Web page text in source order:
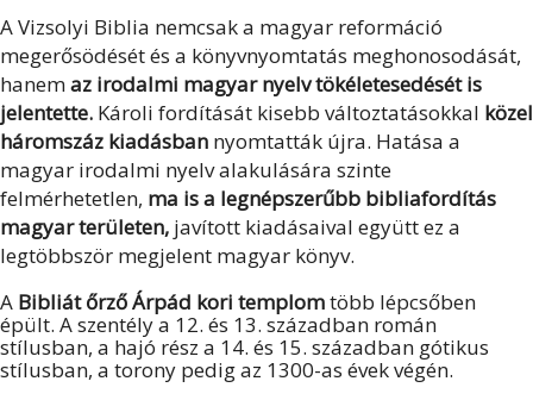
A Vizsolyi Biblia nemcsak a magyar reformáció
megerősödését és a könyvnyomtatás meghonosodását,
hanemaz irodalmi magyar nyelv tökéletesedését is
jelentette. Károli fordítását kisebb változtatásokkal közel
háromszáz kiadásban nyomtatták újra. Hatása a
magyar irodalmi nyelv alakulására szinte
felmérhetetlen, ma is a legnépszerűbb bibliafordítás
magyar területen, javított kiadásaival együtt ez a
legtöbbször megjelent magyar könyv.
A Bibliát őrző Árpád kori templomtöbb lépcsőben
épült. A szentély a 12. és 13. században román
stílusban, a hajó rész a 14. és 15. században gótikus
stílusban, a torony pedig az 1300-as évek végén.